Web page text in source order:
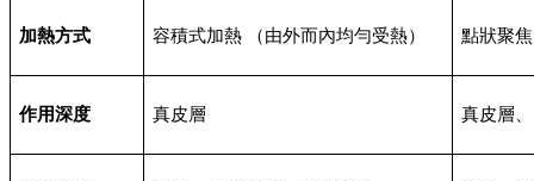
加熱方式 容積式加熱 （由外而內均勻受熱） 點狀聚
作用深度 真皮層 真皮層